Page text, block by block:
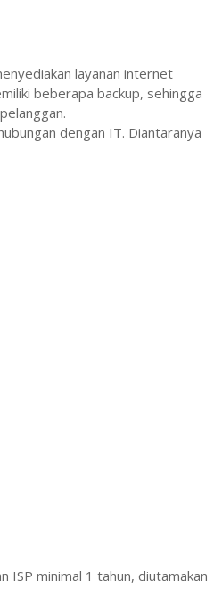
layanan internet
beberapa backup, sehingga
dengan IT. Diantaranya
ISP minimal 1 tahun, diutamakan